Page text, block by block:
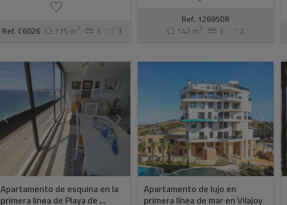
Ref. C6026 175 m2 3 3
Ref. 12695DR
142 m2 3 2
Apartamento de esquina en la
primera linea de Playa de ...
Apartamento de lujo en
primera línea de mar en Vilajoy